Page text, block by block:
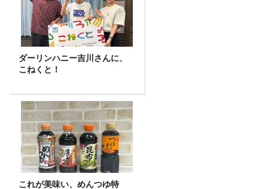
ダーリンハニー吉川さんに、
こねくと！
これが美味い、めんつゆ特